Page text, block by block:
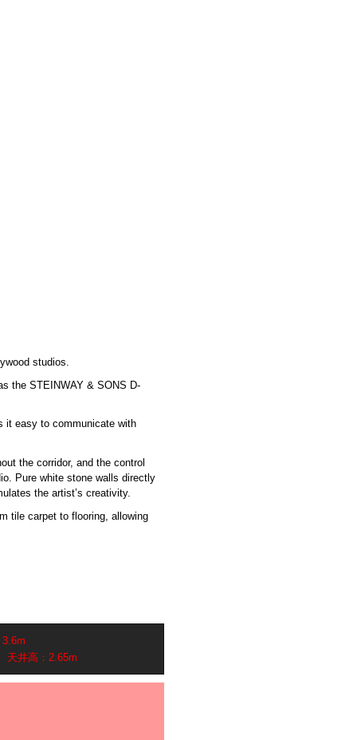
studios.
the STEINWAY & SONS D-
it easy to communicate with
the corridor, and the control
Pure white stone walls directly
the artist’s creativity.
tile carpet to flooring, allowing
井高：2.65m